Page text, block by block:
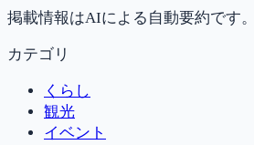
掲載情報はAIによる自動要約です
カテゴリ
くらし
観光
イベント